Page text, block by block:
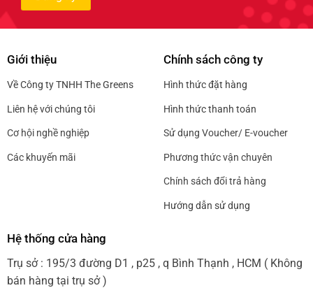
Giới thiệu
Về Công ty TNHH The Greens
Liên hệ với chúng tôi
Cơ hội nghề nghiệp
Các khuyến mãi
Chính sách công ty
Hình thức đặt hàng
Hình thức thanh toán
Sử dụng Voucher/ E-voucher
Phương thức vận chuyên
Chính sách đổi trả hàng
Hướng dẫn sử dụng
Hệ thống cửa hàng
Trụ sở : 195/3 đường D1 , p25 , q Bình Thạnh , HCM ( Không
bán hàng tại trụ sở )